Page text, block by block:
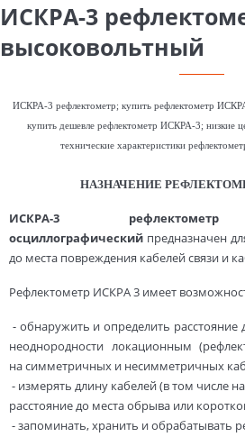
ИСКРА-3
высоковольтный
ИСКРА-3 рефлектометр; купить рефлектометр
купить дешевле рефлектометр ИСКРА-3; низкие
технические характеристики
НАЗНАЧЕНИЕ
ИСКРА-3 рефлектометр
осциллографический предназначен
до места повреждения кабелей связи и
Рефлектометр ИСКРА 3 имеет
- обнаружить и определить
неоднородности локационным
на симметричных и несимметричных
- измерять длину кабелей (в том числе
расстояние до места обрыва или
- запоминать, хранить и обрабатывать